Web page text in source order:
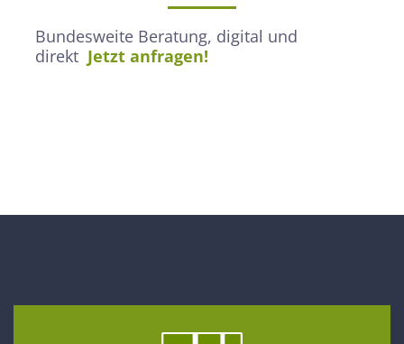
Bundesweite Beratung, digital und
direkt Jetzt anfragen!